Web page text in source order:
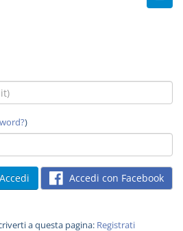
)
Accedi con Facebook
a questa pagina: Registrati